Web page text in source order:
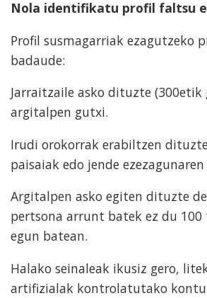
Nola identifikatu profil faltsu
Profil susmagarriak ezagutzeko
badaude:
Jarraitzaile asko dituzte (300etik
argitalpen gutxi.
Irudi orokorrak erabiltzen
paisaiak edo jende
Argitalpen asko egiten dituzte
pertsona arrunt batek ez du
egun batean.
Halako seinaleak ikusiz gero,
artifizialak kontrolatutako